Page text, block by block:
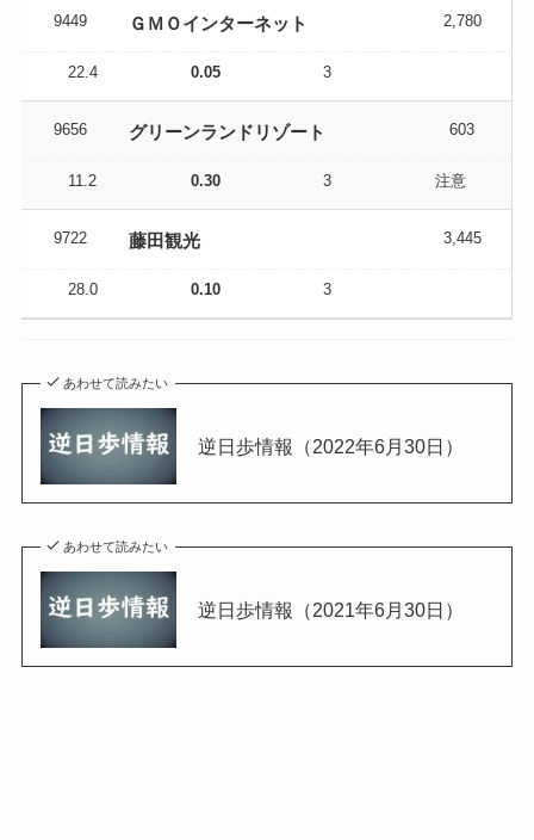
9449 ＧＭＯインターネット 2,780
22.4 0.05 3
9656 グリーンランドリゾート 603
11.2 0.30 3 注意
9722 藤田観光 3,445
28.0 0.10 3
あわせて読みたい
逆日歩情報（2022年6月30日）
あわせて読みたい
逆日歩情報（2021年6月30日）